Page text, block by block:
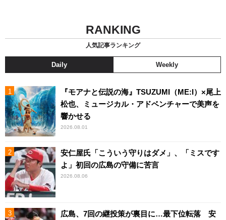
RANKING
人気記事ランキング
Daily Weekly
『モアナと伝説の海』TSUZUMI（ME:I）×尾上
松也、ミュージカル・アドベンチャーで美声を
響かせる
2026.08.01
安仁屋氏「こういう守りはダメ」、「ミスです
よ」初回の広島の守備に苦言
2026.08.06
広島、7回の継投策が裏目に…最下位転落 安